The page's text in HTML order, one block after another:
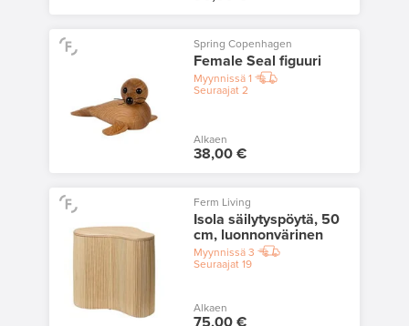
Spring Copenhagen
Female Seal figuuri
Myynnissä1
Seuraajat2
Alkaen
38,00 €
Ferm Living
Isola säilytyspöytä, 50
cm, luonnonvärinen
Myynnissä3
Seuraajat19
Alkaen
75,00 €